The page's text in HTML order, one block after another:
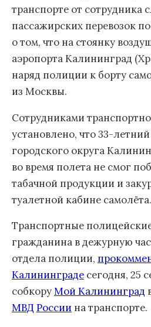
транспорте от сотрудника
пассажирских перевозок
о том, что на стоянку
аэропорта Калининград
наряд полиции к борту
из Москвы.
Сотрудниками
установлено, что 33-
городского округа
во время полета не смог
табачной продукции и
туалетной кабине самолёта.
Транспортные
гражданина в дежурную
отдела полиции,
Калининграде сегодня, 25
собкоруМой Калининград
МВД России на транспорте.